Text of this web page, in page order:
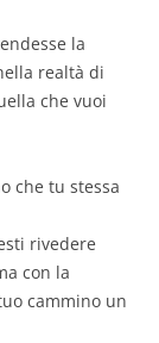
la
realtà di
che vuoi
che tu stessa
rivedere
con la
cammino un